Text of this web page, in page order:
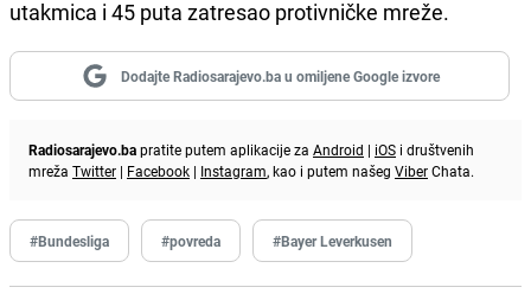
utakmica i 45 puta zatresao protivničke mreže.
Dodajte Radiosarajevo.ba u omiljene Google izvore
Radiosarajevo.bapratite putem aplikacije za Android | iOS i društvenih
mreža Twitter | Facebook | Instagram, kao i putem našeg ViberChata.
#Bundesliga #povreda #Bayer Leverkusen